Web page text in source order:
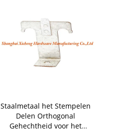
Staalmetaal het Stempelen
Delen Orthogonal
Gehechtheid voor het